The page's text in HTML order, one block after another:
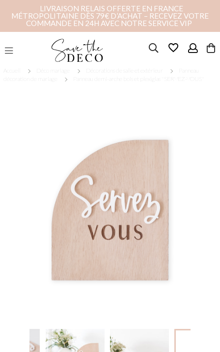
LIVRAISON RELAIS OFFERTE EN FRANCE
MÉTROPOLITAINE DÈS 79€ D’ACHAT – RECEVEZ VOTRE
COMMANDE EN 24H AVEC NOTRE SERVICE VIP
favorite_border
Accueil Déco mariage Décorations de salle et extérieur
décoration de mariage
Panneau demi-arche bois et plexiglas "SERVEZ-VOUS"